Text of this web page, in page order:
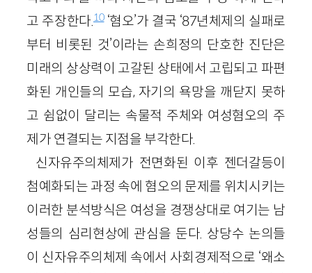
고 주장한다.10‘혐오’가 결국 ‘87년체제의 실패로
부터 비롯된 것’이라는 손희정의 단호한 진단은
미래의 상상력이 고갈된 상태에서 고립되고 파편
화된 개인들의 모습, 자기의 욕망을 깨닫지 못하
고 쉼없이 달리는 속물적 주체와 여성혐오의 주
제가 연결되는 지점을 부각한다.
신자유주의체제가 전면화된 이후 젠더갈등이
첨예화되는 과정 속에 혐오의 문제를 위치시키는
이러한 분석방식은 여성을 경쟁상대로 여기는 남
성들의 심리현상에 관심을 둔다. 상당수 논의들
이 신자유주의체제 속에서 사회경제적으로 ‘왜소